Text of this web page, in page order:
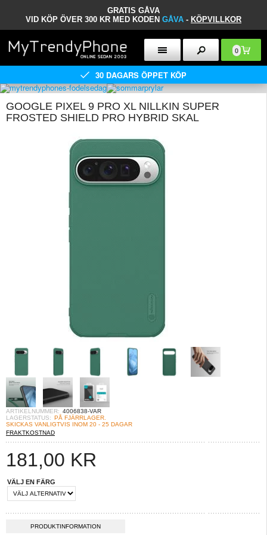
GRATIS GÅVA
VID KÖP ÖVER 300 KR MED KODEN GÅVA - KÖPVILLKOR
0
30 DAGARS ÖPPET KÖP
GOOGLE PIXEL 9 PRO XL NILLKIN SUPER
FROSTED SHIELD PRO HYBRID SKAL
ARTIKELNUMMER: 4006838-VAR
LAGERSTATUS: PÅ FJÄRRLAGER.
SKICKAS VANLIGTVIS INOM 20 - 25 DAGAR
FRAKTKOSTNAD
181,00 KR
VÄLJ EN FÄRG
PRODUKTINFORMATION